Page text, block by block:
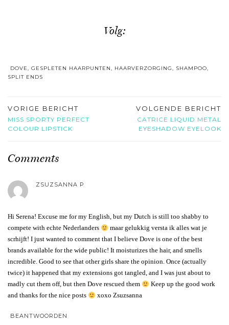
Volg:
DOVE, GESPLETEN HAARPUNTEN, HAARVERZORGING, SHAMPOO,
SPLIT ENDS
VORIGE BERICHT
MISS SPORTY PERFECT
COLOUR LIPSTICK
VOLGENDE BERICHT
CATRICE LIQUID METAL
EYESHADOW EYELOOK
Comments
ZSUZSANNA P
Hi Serena! Excuse me for my English, but my Dutch is still too shabby to
compete with echte Nederlanders
maar gelukkig versta ik alles wat je
scrhijft! I just wanted to comment that I believe Dove is one of the best
brands available for the wide public! It moisturizes the hair, and smells
incredible. Good to see that other girls share the opinion. Once (actually
twice) it happened that my extensions got tangled, and I was just about to
madly cut them off, but then Dove rescued them
Keep up the good work
and thanks for the nice posts
xoxo Zsuzsanna
BEANTWOORDEN